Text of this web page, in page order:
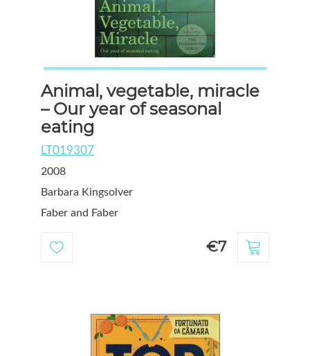
Animal, vegetable, miracle
– Our year of seasonal
eating
LT019307
2008
Barbara Kingsolver
Faber and Faber
€7